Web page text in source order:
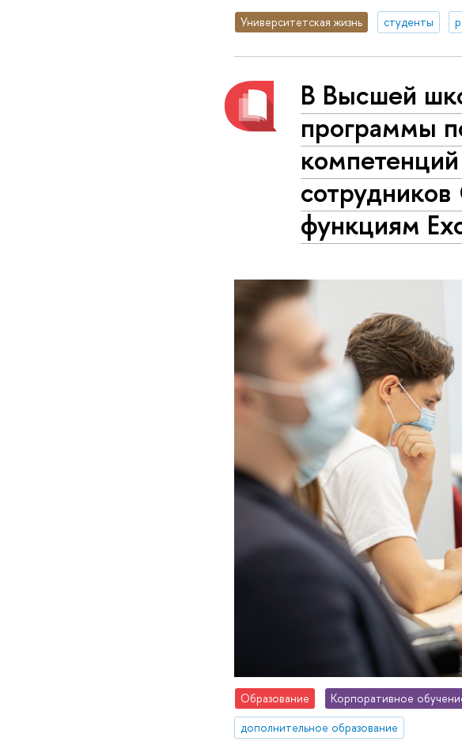
Университетская жизнь студенты
В Высшей
программы
функциям
Образование Корпоративное
дополнительное образование